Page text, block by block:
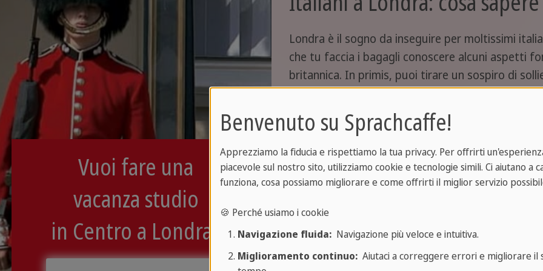
Vuoi fare una
vacanza studio
in Centro a Londra?
Londra è il sogno da inseguire per moltissimi
che tu faccia i bagagli conoscere alcuni aspetti
britannica. In primis, puoi tirare un sospiro di
comunità italiana a Londra è una delle più
300.000
gli italiani che vivono nel Regno Unito, e
Londrae dintorni. Con punti di riferimento
supporto, non ti sentirai mai davvero lontano da
Cosa da sapere, però, è che ilpost-Brexitha
riguarda l'ammissione nel Paese. Per poter
oggi ènecessario ottenere un visto,
in base
svolgere.
Altra informazione importante riguarda le spese:
Benvenuto su Sprachcaffe!
Apprezziamo la fiducia e rispettiamo la tua privacy. Per offrirti
piacevole sul nostro sito, utilizziamo cookie e tecnologie simili. Ci aiutano a
funziona, cosa possiamo migliorare e come offrirti il miglior servizio
🍪 Perché usiamo i cookie
Navigazione fluida:Navigazione più veloce e intuitiva.
Miglioramento continuo:Aiutaci a correggere errori e migliorare il